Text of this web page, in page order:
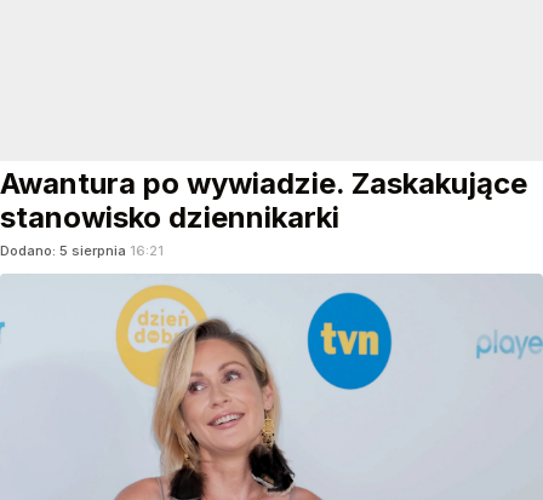
Awantura po wywiadzie. Zaskakujące
stanowisko dziennikarki
Dodano: 5 sierpnia 16:21